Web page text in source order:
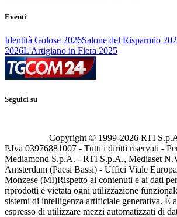
Eventi
Identità Golose 2026Salone del Risparmio
2026L'Artigiano in Fiera 2025
Seguici su
Copyright © 1999-2026 RTI
P.Iva 03976881007 - Tutti i diritti riservati -
Mediamond S.p.A. - RTI S.p.A., Mediaset
Amsterdam (Paesi Bassi) - Uffici Viale
Monzese (MI)Rispetto ai contenuti e ai dati
riprodotti è vietata ogni utilizzazione
sistemi di intelligenza artificiale generativa. È
espresso di utilizzare mezzi automatizzati di